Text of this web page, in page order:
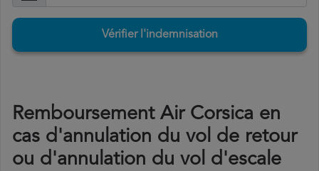
Vérifier l'indemnisation
Remboursement Air Corsica en
cas d'annulation du vol de retour
ou d'annulation du vol d'escale